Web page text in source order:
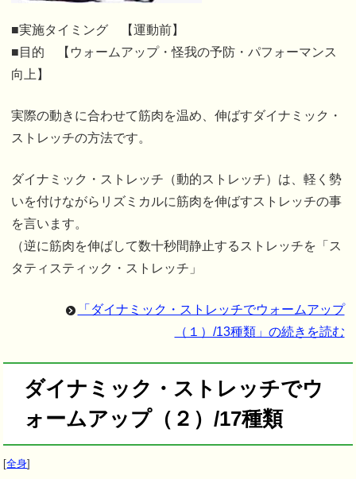
■実施タイミング 【運動前】
■目的 【ウォームアップ・怪我の予防・パフォーマンス
向上】
実際の動きに合わせて筋肉を温め、伸ばすダイナミック・
ストレッチの方法です。
ダイナミック・ストレッチ（動的ストレッチ）は、軽く勢
いを付けながらリズミカルに筋肉を伸ばすストレッチの事
を言います。
（逆に筋肉を伸ばして数十秒間静止するストレッチを「ス
タティスティック・ストレッチ」
「ダイナミック・ストレッチでウォームアップ
（１）/13種類」の続きを読む
ダイナミック・ストレッチでウ
ォームアップ（２）/17種類
[全身]